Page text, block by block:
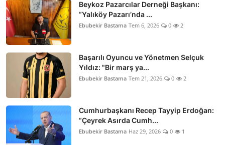
Beykoz Pazarcılar Derneği Başkanı:
“Yalıköy Pazarı’nda ...
Ebubekir Bastama Tem 6, 2026 0 2
Başarılı Oyuncu ve Yönetmen Selçuk
Yıldız: "Bir marş ya...
Ebubekir Bastama Tem 21, 2026 0 2
Cumhurbaşkanı Recep Tayyip Erdoğan:
“Çeyrek Asırda Cumh...
Ebubekir Bastama Haz 29, 2026 0 1